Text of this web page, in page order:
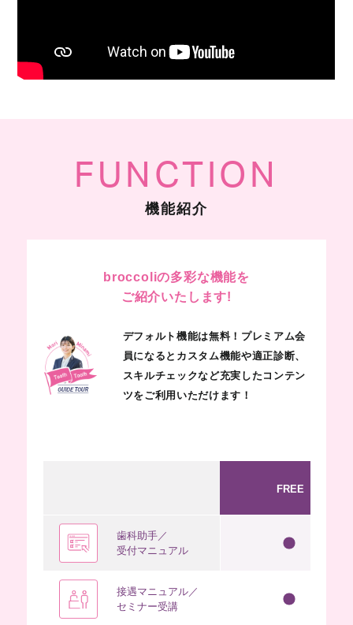
FUNCTION
機能紹介
broccoliの多彩な機能を
ご紹介いたします!
デフォルト機能は無料！プレミアム会
員になるとカスタム機能や適正診断、
スキルチェックなど充実したコンテン
ツをご利用いただけます！
FREE
歯科助手／
受付マニュアル
接遇マニュアル／
セミナー受講